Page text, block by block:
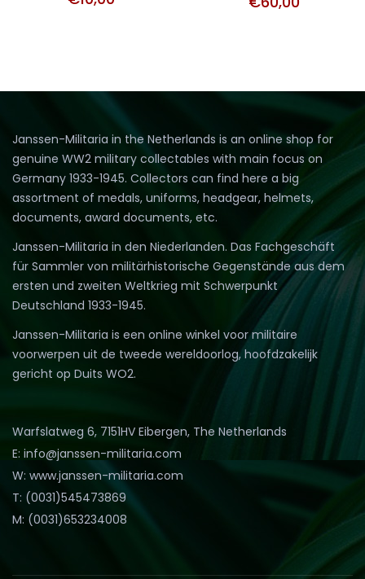
Janssen-Militaria in the Netherlands is an online shop for
genuine WW2 military collectables with main focus on
Germany 1933-1945. Collectors can find here a big
assortment of medals, uniforms, headgear, helmets,
documents, award documents, etc.
Janssen-Militaria in den Niederlanden. Das Fachgeschäft
für Sammler von militärhistorische Gegenstände aus dem
ersten und zweiten Weltkrieg mit Schwerpunkt
Deutschland 1933-1945.
Janssen-Militaria is een online winkel voor militaire
voorwerpen uit de tweede wereldoorlog, hoofdzakelijk
gericht op Duits WO2.
Warfslatweg 6, 7151HV Eibergen, The Netherlands
E: info@janssen-militaria.com
W: www.janssen-militaria.com
T: (0031)545473869
M: (0031)653234008